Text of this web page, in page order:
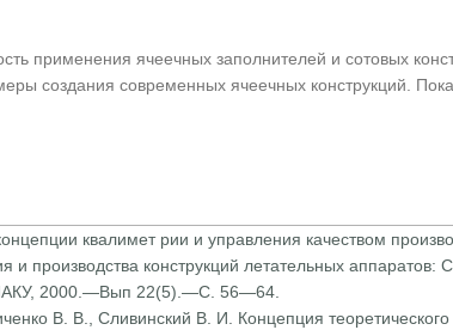
применения ячеечных заполнителей и сотовых
создания современных ячеечных конструкций.
квалимет рии и управления качеством
и производства конструкций летательных
2000.—Вып 22(5).—С. 56—64.
В. В., Сливин­ский В. И. Концепция теоретического